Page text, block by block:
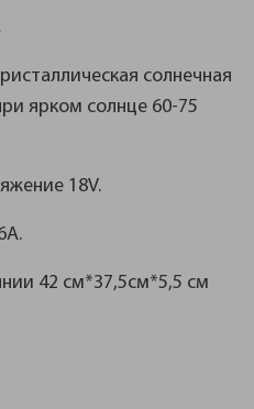
солнечная
ярком солнце 60-75
18V.
42 см*37,5см*5,5 см